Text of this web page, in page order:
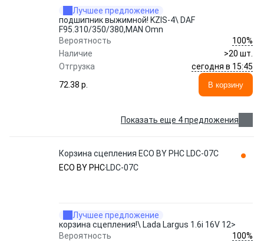
Лучшее предложение
подшипник выжимной! KZIS-4\ DAF
F95.310/350/380,MAN Omn
Вероятность
100%
Наличие
>20 шт.
Отгрузка
сегодня в 15:45
72.38 p.
В корзину
Показать еще 4 предложения
Корзина сцепления ECO BY PHC LDC-07C
ECO BY PHC LDC-07C
Лучшее предложение
корзина сцепления!\ Lada Largus 1.6i 16V 12>
Вероятность
100%